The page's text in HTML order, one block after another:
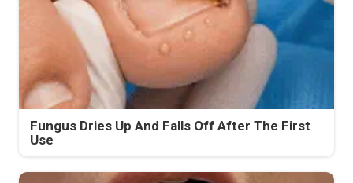
Fungus Dries Up And Falls Off After The First
Use